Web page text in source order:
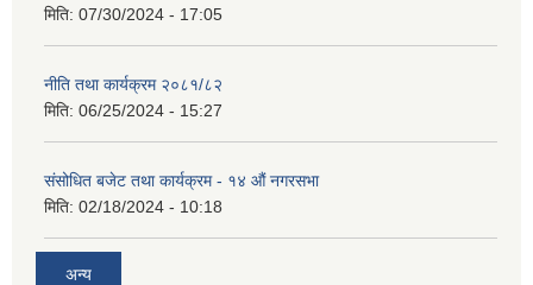
मिति: 07/30/2024 - 17:05
नीति तथा कार्यक्रम २०८१/८२
मिति: 06/25/2024 - 15:27
संसोधित बजेट तथा कार्यक्रम - १४ औं नगरसभा
मिति: 02/18/2024 - 10:18
अन्य